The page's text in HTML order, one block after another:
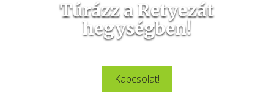
Túrázz a Retyezát
hegységben!
Kapcsolat!